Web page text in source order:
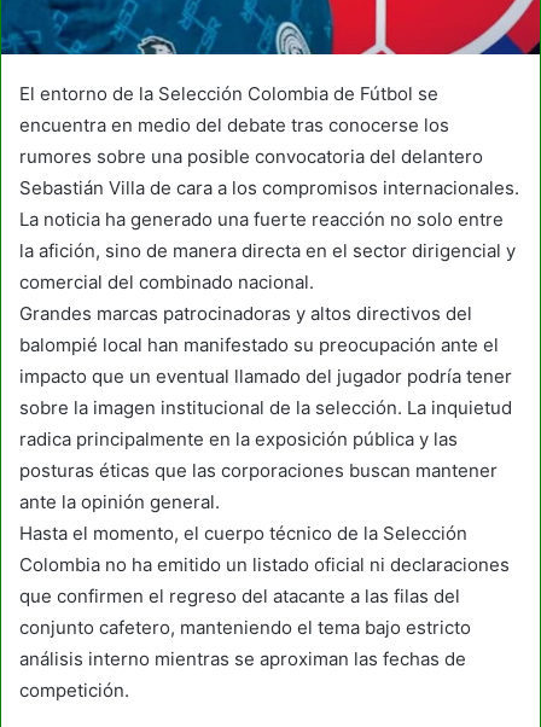
El entorno de la Selección Colombia de Fútbol se
encuentra en medio del debate tras conocerse los
rumores sobre una posible convocatoria del delantero
Sebastián Villa de cara a los compromisos internacionales.
La noticia ha generado una fuerte reacción no solo entre
la afición, sino de manera directa en el sector dirigencial y
comercial del combinado nacional.
Grandes marcas patrocinadoras y altos directivos del
balompié local han manifestado su preocupación ante el
impacto que un eventual llamado del jugador podría tener
sobre la imagen institucional de la selección. La inquietud
radica principalmente en la exposición pública y las
posturas éticas que las corporaciones buscan mantener
ante la opinión general.
Hasta el momento, el cuerpo técnico de la Selección
Colombia no ha emitido un listado oficial ni declaraciones
que confirmen el regreso del atacante a las filas del
conjunto cafetero, manteniendo el tema bajo estricto
análisis interno mientras se aproximan las fechas de
competición.